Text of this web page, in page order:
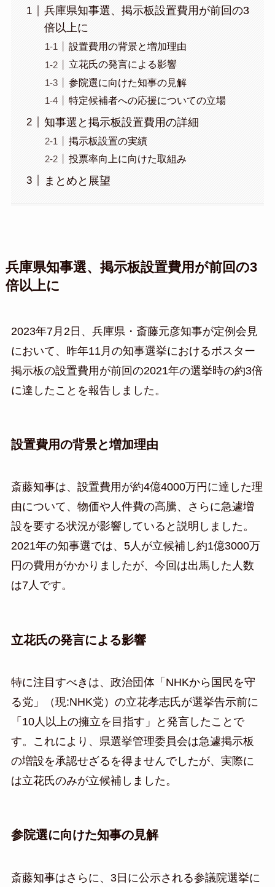
兵庫県知事選、掲示板設置費用が前回の3
倍以上に
設置費用の背景と増加理由
立花氏の発言による影響
参院選に向けた知事の見解
特定候補者への応援についての立場
知事選と掲示板設置費用の詳細
掲示板設置の実績
投票率向上に向けた取組み
まとめと展望
兵庫県知事選、掲示板設置費用が前回の3
倍以上に
2023年7月2日、兵庫県・斎藤元彦知事が定例会見
において、昨年11月の知事選挙におけるポスター
掲示板の設置費用が前回の2021年の選挙時の約3倍
に達したことを報告しました。
設置費用の背景と増加理由
斎藤知事は、設置費用が約4億4000万円に達した理
由について、物価や人件費の高騰、さらに急遽増
設を要する状況が影響していると説明しました。
2021年の知事選では、5人が立候補し約1億3000万
円の費用がかかりましたが、今回は出馬した人数
は7人です。
立花氏の発言による影響
特に注目すべきは、政治団体「NHKから国民を守
る党」（現:NHK党）の立花孝志氏が選挙告示前に
「10人以上の擁立を目指す」と発言したことで
す。これにより、県選挙管理委員会は急遽掲示板
の増設を承認せざるを得ませんでしたが、実際に
は立花氏のみが立候補しました。
参院選に向けた知事の見解
斎藤知事はさらに、3日に公示される参議院選挙に